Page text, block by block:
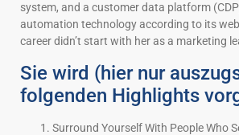
system, and a customer data platform
automation technology according to its
career didn’t start with her as a marketing
Sie wird (hier nur
folgenden Highlights
Surround Yourself With People Who